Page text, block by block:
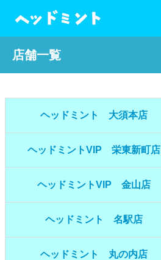
店舗一覧
ヘッドミント 大須本店
ヘッドミントVIP 栄東新町店
ヘッドミントVIP 金山店
ヘッドミント 名駅店
ヘッドミント 丸の内店